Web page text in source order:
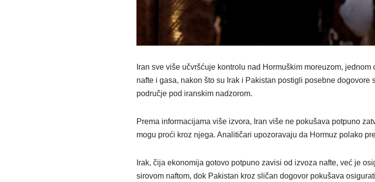
Iran sve više učvršćuje kontrolu nad Hormuškim moreuzom,
nafte i gasa, nakon što su Irak i Pakistan postigli posebne dogovore
područje pod iranskim nadzorom.
Prema informacijama više izvora, Iran više ne pokušava potpuno
mogu proći kroz njega. Analitičari upozoravaju da Hormuz polako
Irak, čija ekonomija gotovo potpuno zavisi od izvoza nafte, već je
sirovom naftom, dok Pakistan kroz sličan dogovor pokušava